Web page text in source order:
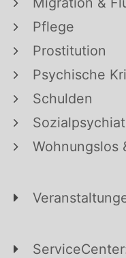
Pflege
Prostitution
Psychische
Schulden
Wohnungslos